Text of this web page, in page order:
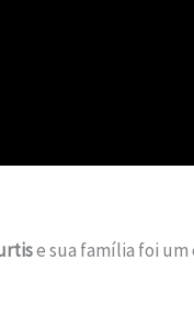
e sua família foi